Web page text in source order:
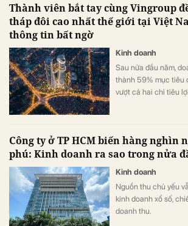
Thành viên bắt tay cùng Vingroup
tháp đôi cao nhất thế giới tại Việt
thông tin bất ngờ
Kinh doanh
Sau nửa đầu năm,
thành 59% mục tiêu
vượt cả hai chỉ tiêu
Công ty ở TP HCM biến hàng nghìn
phú: Kinh doanh ra sao trong nửa
Kinh doanh
Nguồn thu chủ yếu
kinh doanh xổ số,
doanh thu.